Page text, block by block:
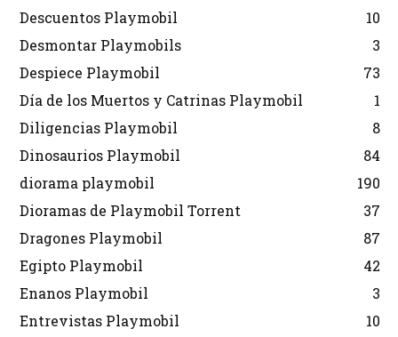
Descuentos Playmobil
10
Desmontar Playmobils
3
Despiece Playmobil
73
Día de los Muertos y Catrinas Playmobil
1
Diligencias Playmobil
8
Dinosaurios Playmobil
84
diorama playmobil
190
Dioramas de Playmobil Torrent
37
Dragones Playmobil
87
Egipto Playmobil
42
Enanos Playmobil
3
Entrevistas Playmobil
10